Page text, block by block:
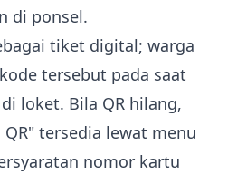
di ponsel.
tiket digital; warga
tersebut pada saat
loket. Bila QR hilang,
tersedia lewat menu
nomor kartu